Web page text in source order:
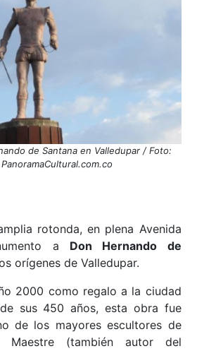
de Santana en Valledupar / Foto:
rotonda, en plena Avenida
a Don Hernando de
orígenes de Valledupar.
2000 como regalo a la ciudad
sus 450 años, esta obra fue
de los mayores escultores de
Maestre (también autor del